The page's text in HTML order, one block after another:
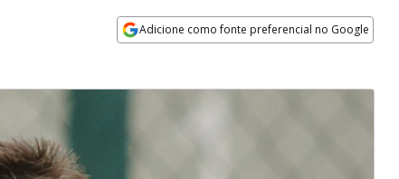
Adicione como fonte preferencial no Google